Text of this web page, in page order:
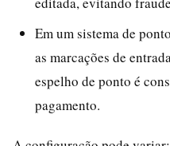
Em um sistema de
as marcações de
espelho de ponto é
pagamento.